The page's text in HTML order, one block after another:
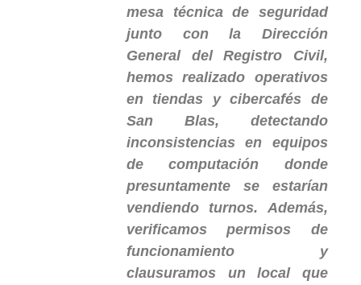
mesa técnica de seguridad
junto con la Dirección
General del Registro Civil,
hemos realizado operativos
en tiendas y cibercafés de
San Blas, detectando
inconsistencias en equipos
de computación donde
presuntamente se estarían
vendiendo turnos. Además,
verificamos permisos de
funcionamiento y
clausuramos un local que